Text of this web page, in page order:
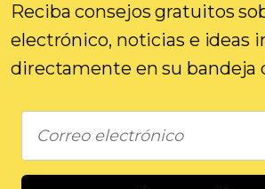
Reciba consejos gratuitos
electrónico, noticias e ideas
directamente en su bandeja